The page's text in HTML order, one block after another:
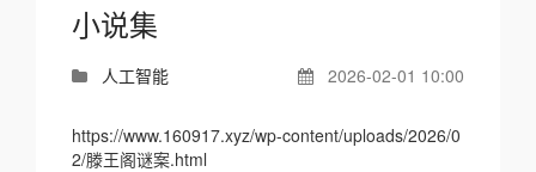
小说集
人工智能 2026-02-01 10:00
https://www.160917.xyz/wp-content/uploads/2026/0
2/滕王阁谜案.html